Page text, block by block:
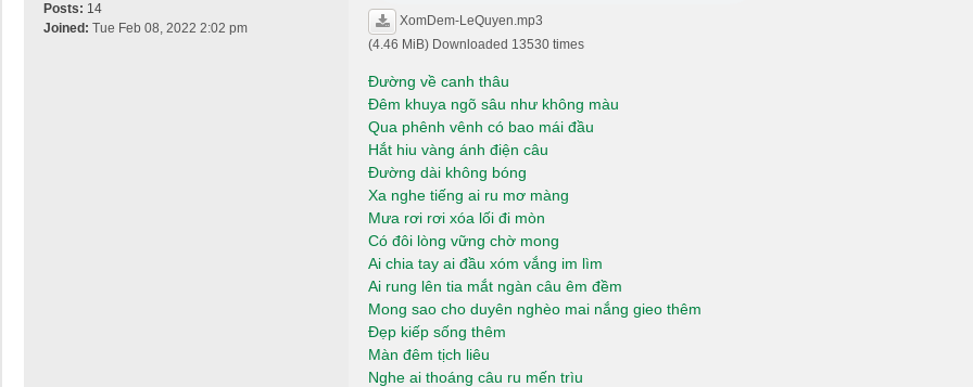
Posts: 14
Joined: Tue Feb 08, 2022 2:02 pm
XomDem-LeQuyen.mp3
(4.46 MiB) Downloaded 13530 times
Đường về canh thâu
Đêm khuya ngõ sâu như không màu
Qua phênh vênh có bao mái đầu
Hắt hiu vàng ánh điện câu
Đường dài không bóng
Xa nghe tiếng ai ru mơ màng
Mưa rơi rơi xóa lối đi mòn
Có đôi lòng vững chờ mong
Ai chia tay ai đầu xóm vắng im lìm
Ai rung lên tia mắt ngàn câu êm đềm
Mong sao cho duyên nghèo mai nắng gieo thêm
Đẹp kiếp sống thêm
Màn đêm tịch liêu
Nghe ai thoáng câu ru mến trìu